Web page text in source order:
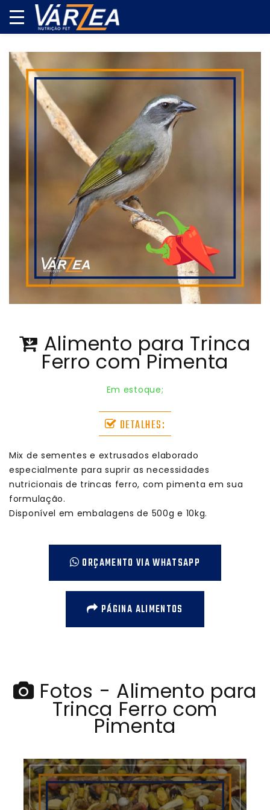
Alimento para Trinca
Ferro com Pimenta
Em estoque;
DETALHES:
Mix de sementes e extrusados elaborado
especialmente para suprir as necessidades
nutricionais de trincas ferro, com pimenta em sua
formulação.
Disponível em embalagens de 500g e 10kg.
ORÇAMENTO VIA WHATSAPP
PÁGINA ALIMENTOS
Fotos - Alimento para
Trinca Ferro com
Pimenta